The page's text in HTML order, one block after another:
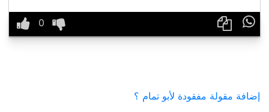

إضافة مقولة مفقودة لأبو تمام ؟